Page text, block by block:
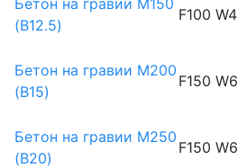
(B12.5)
F100 W4
Бетон на гравии М200
(B15)
F150 W6
Бетон на гравии М250
(B20)
F150 W6